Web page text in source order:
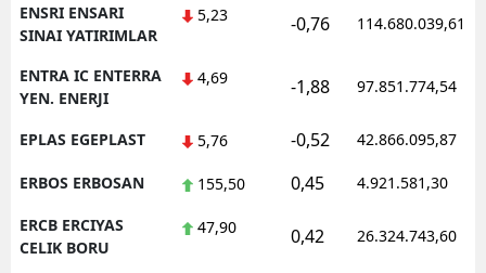
ENSRI ENSARI
SINAI YATIRIMLAR
5,23 -0,76 114.680.039,61
ENTRA IC ENTERRA
YEN. ENERJI
4,69 -1,88 97.851.774,54
EPLAS EGEPLAST 5,76 -0,52 42.866.095,87
ERBOS ERBOSAN 155,50 0,45 4.921.581,30
ERCB ERCIYAS
CELIK BORU
47,90 0,42 26.324.743,60